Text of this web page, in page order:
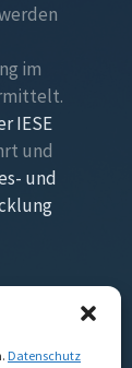
Datenschutz
im
IESE
und
und